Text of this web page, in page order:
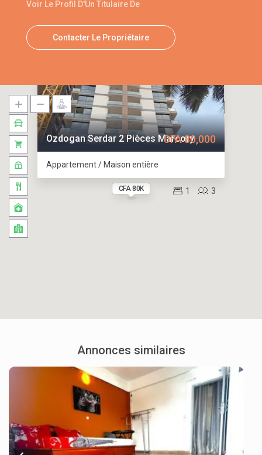
Voir Le Profil D'Un Titulaire De
Contacter Le Propriétaire
CFA 80K
Ozdogan Serdar 2 Pièces Marcory
Appartement / Maison entière
3
1
CFA 80,000
Annonces similaires